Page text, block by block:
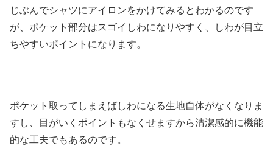
じぶんでシャツにアイロンをかけてみるとわかるのです
が、ポケット部分はスゴイしわになりやすく、しわが目立
ちやすいポイントになります。
ポケット取ってしまえばしわになる生地自体がなくなりま
すし、目がいくポイントもなくせますから清潔感的に機能
的な工夫でもあるのです。